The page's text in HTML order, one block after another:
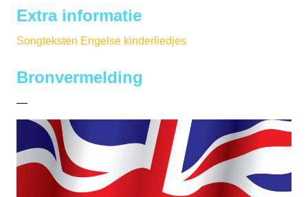
Extra informatie
Songteksten Engelse kinderliedjes
Bronvermelding
—